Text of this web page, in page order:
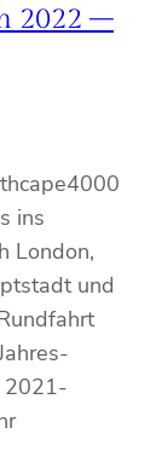
2022 –
ins
London,
und
2021-